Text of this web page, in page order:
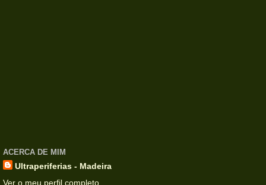
ACERCA DE MIM
Ultraperiferias - Madeira
Ver o meu perfil completo